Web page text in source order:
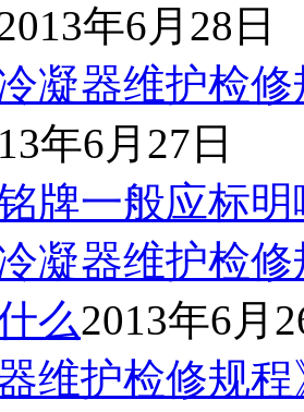
年6月28日
凝器维护检
年6月27日
牌一般应标
凝器维护检
么2013年6月
器维护检修规